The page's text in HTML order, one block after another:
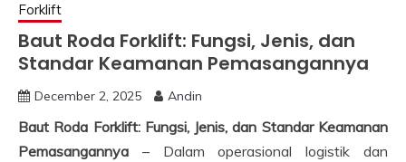
Forklift
Baut Roda Forklift: Fungsi, Jenis, dan
Standar Keamanan Pemasangannya
December 2, 2025 Andin
Baut Roda Forklift: Fungsi, Jenis, dan Standar Keamanan
Pemasangannya – Dalam operasional logistik dan